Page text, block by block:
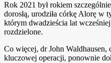
Rok 2021 był rokiem
dorosłą, urodziła córkę Alorę w
którym dwadzieścia lat
rozdzielone.
Co więcej, dr John Waldhausen,
kluczowej operacji, ponownie